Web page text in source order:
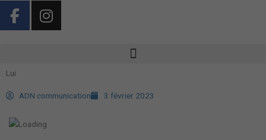
contenu
F
a
b
o
o
-
I
n
r
m
Lui
ADN communication 3 février 2023